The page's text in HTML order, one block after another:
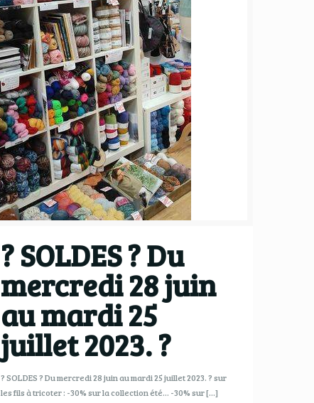
?️ SOLDES ?️ Du
mercredi 28 juin
au mardi 25
juillet 2023. ?
?️ SOLDES ?️ Du mercredi 28 juin au mardi 25 juillet 2023. ? sur
les fils à tricoter : -30% sur la collection été… -30% sur[…]